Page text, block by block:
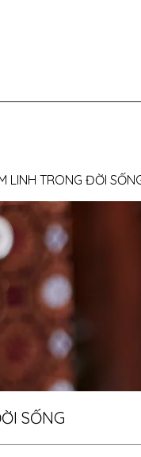
LINH TRONG ĐỜI
SỐNG